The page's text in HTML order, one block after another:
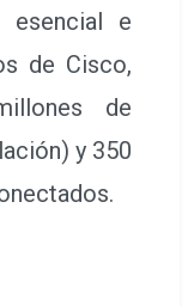
esencial e
de Cisco,
de
y 350